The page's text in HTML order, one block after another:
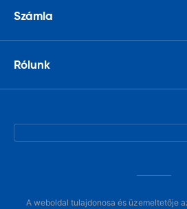
Számla
Rólunk
A weboldal tulajdonosa és üzemeltetője